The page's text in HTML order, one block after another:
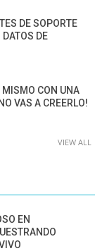
DE SOPORTE
DE
MISMO CON UNA
VAS A CREERLO!
VIEW ALL
EN